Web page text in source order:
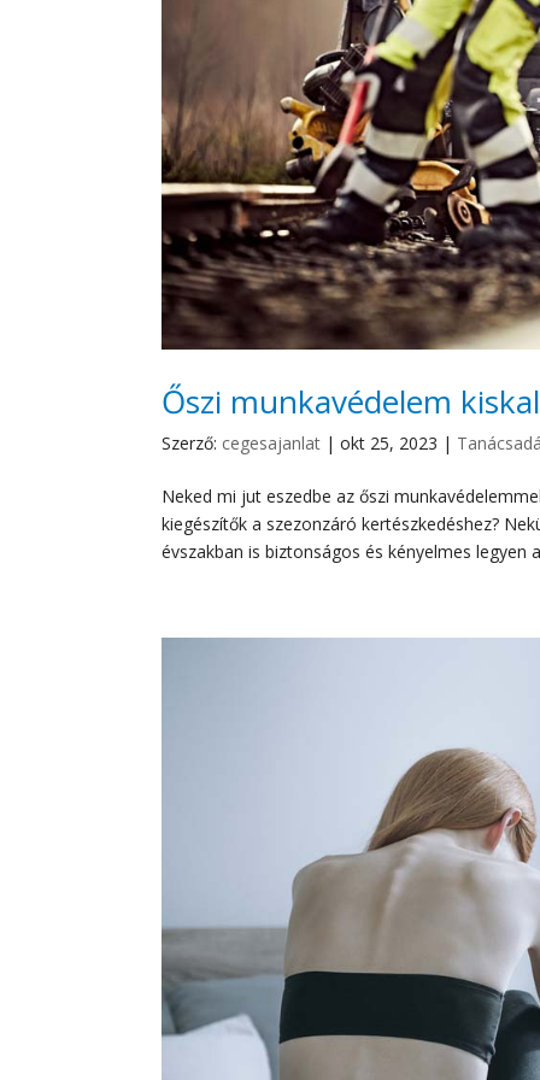
Őszi munkavédelem
Szerző: cegesajanlat |okt 25, 2023 |
Neked mi jut eszedbe az őszi
kiegészítők a szezonzáró kertészkedéshez?
évszakban is biztonságos és kényelmes legyen